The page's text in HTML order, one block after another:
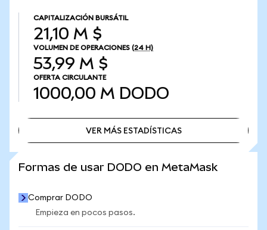
CAPITALIZACIÓN BURSÁTIL
21,10 M $
VOLUMEN DE OPERACIONES (24 H)
53,99 M $
OFERTA CIRCULANTE
1000,00 M DODO
VER MÁS ESTADÍSTICAS
Formas de usar DODO en MetaMask
Comprar DODO
Empieza en pocos pasos.